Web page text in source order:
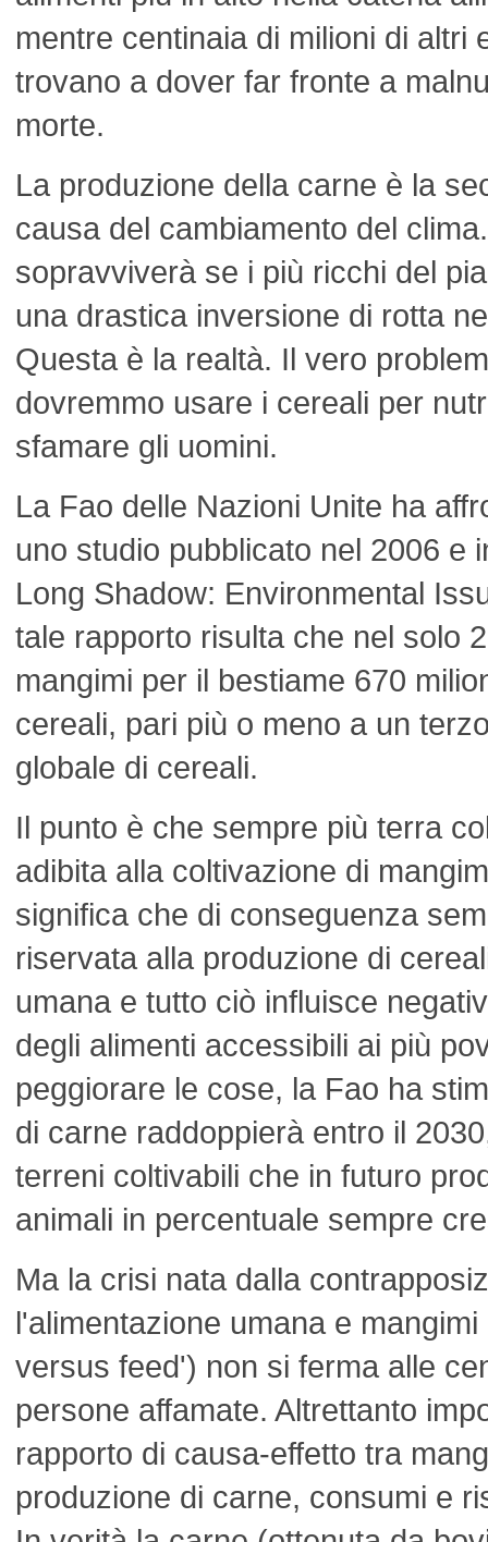
mentre centinaia di milioni di altri
trovano a dover far fronte a
morte.
La produzione della carne è la
causa del cambiamento del
sopravviverà se i più ricchi del
una drastica inversione di rotta
Questa è la realtà. Il vero
dovremmo usare i cereali per
sfamare gli uomini.
La Fao delle Nazioni Unite ha
uno studio pubblicato nel 2006 e
Long Shadow: Environmental
tale rapporto risulta che nel solo
mangimi per il bestiame 670
cereali, pari più o meno a un
globale di cereali.
Il punto è che sempre più terra
adibita alla coltivazione di
significa che di conseguenza
riservata alla produzione di
umana e tutto ciò influisce
degli alimenti accessibili ai più
peggiorare le cose, la Fao ha
di carne raddoppierà entro il
terreni coltivabili che in futuro
animali in percentuale sempre
Ma la crisi nata dalla
l'alimentazione umana e
versus feed') non si ferma alle
persone affamate. Altrettanto
rapporto di causa-effetto tra
produzione di carne, consumi e